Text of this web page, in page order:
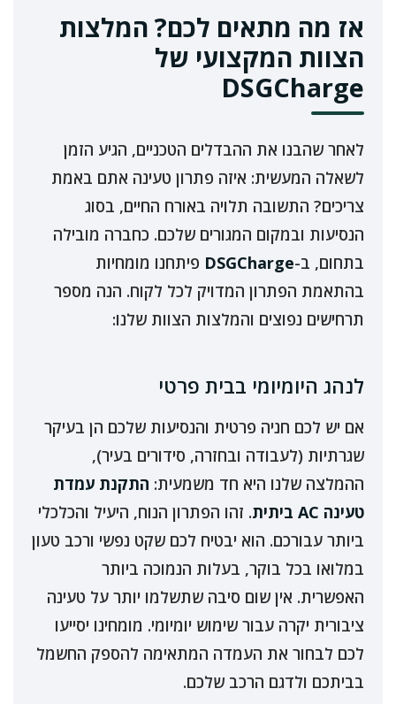
אז מה מתאים לכם? המלצות
הצוות המקצועי של
DSGCharge
לאחר שהבנו את ההבדלים הטכניים, הגיע הזמן
לשאלה המעשית: איזה פתרון טעינה אתם באמת
צריכים? התשובה תלויה באורח החיים, בסוג
הנסיעות ובמקום המגורים שלכם. כחברה מובילה
בתחום, ב-DSGCharge פיתחנו מומחיות
בהתאמת הפתרון המדויק לכל לקוח. הנה מספר
תרחישים נפוצים והמלצות הצוות שלנו:
לנהג היומיומי בבית פרטי
אם יש לכם חניה פרטית והנסיעות שלכם הן בעיקר
שגרתיות (לעבודה ובחזרה, סידורים בעיר),
ההמלצה שלנו היא חד משמעית: התקנת עמדת
טעינה AC ביתית
. זהו הפתרון הנוח, היעיל והכלכלי
ביותר עבורכם. הוא יבטיח לכם שקט נפשי ורכב טעון
במלואו בכל בוקר, בעלות הנמוכה ביותר
האפשרית. אין שום סיבה שתשלמו יותר על טעינה
ציבורית יקרה עבור שימוש יומיומי. מומחינו יסייעו
לכם לבחור את העמדה המתאימה להספק החשמל
בביתכם ולדגם הרכב שלכם.